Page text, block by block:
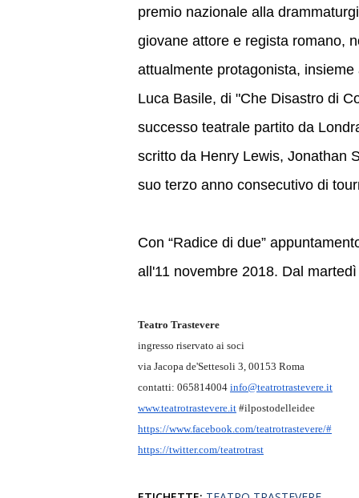
premio nazionale alla
giovane attore e regista romano,
attualmente protagonista,
Luca Basile, di "Che Disastro di
successo teatrale partito da
scritto da Henry Lewis, Jonathan
suo terzo anno consecutivo di
Con “Radice di due”
all'11 novembre 2018. Dal
Teatro Trastevere
ingresso riservato ai soci
via Jacopa de'Settesoli 3, 00153 Roma
contatti: 065814004 info@teatrotrastevere.it
www.teatrotrastevere.it #ilpostodelleidee
https://www.facebook.com/teatrotrastevere/#
https://twitter.com/teatrotrast